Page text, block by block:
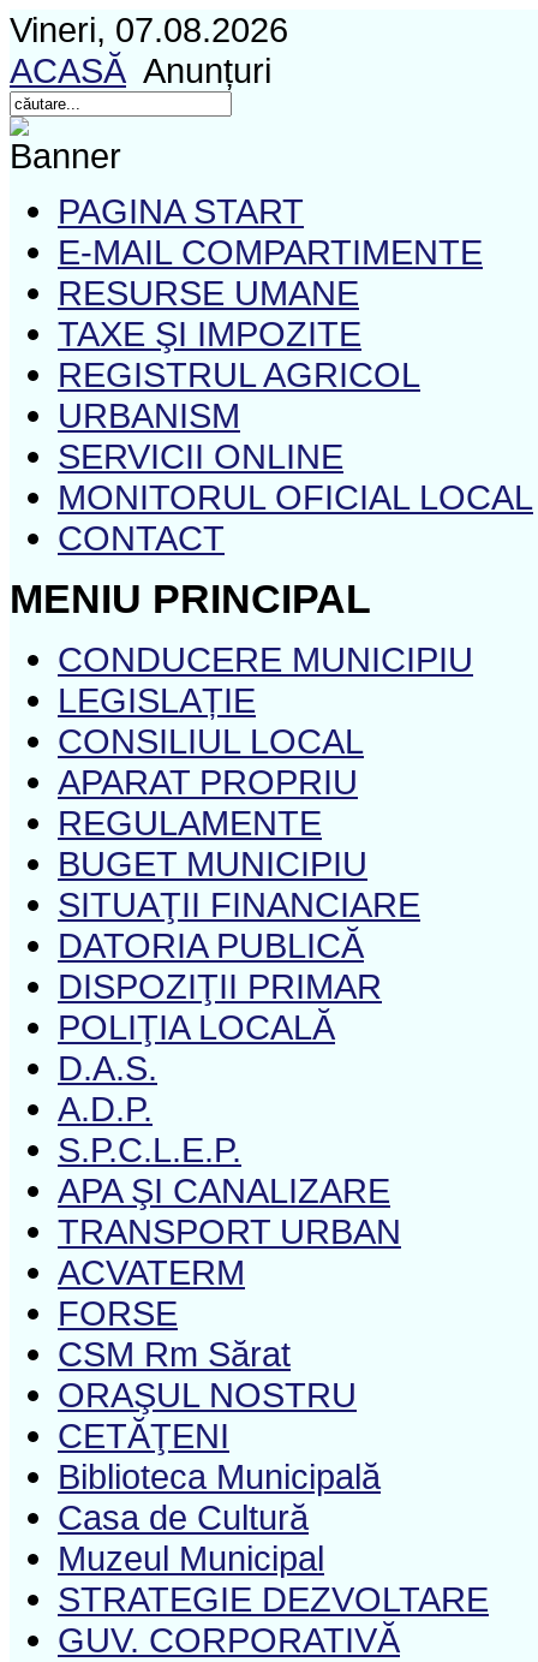
Vineri, 07.08.2026
ACASĂ Anunțuri
PAGINA START
E-MAIL COMPARTIMENTE
RESURSE UMANE
TAXE ŞI IMPOZITE
REGISTRUL AGRICOL
URBANISM
SERVICII ONLINE
MONITORUL OFICIAL LOCAL
CONTACT
MENIU PRINCIPAL
CONDUCERE MUNICIPIU
LEGISLAȚIE
CONSILIUL LOCAL
APARAT PROPRIU
REGULAMENTE
BUGET MUNICIPIU
SITUAŢII FINANCIARE
DATORIA PUBLICĂ
DISPOZIŢII PRIMAR
POLIŢIA LOCALĂ
D.A.S.
A.D.P.
S.P.C.L.E.P.
APA ŞI CANALIZARE
TRANSPORT URBAN
ACVATERM
FORSE
CSM Rm Sărat
ORAŞUL NOSTRU
CETĂŢENI
Biblioteca Municipală
Casa de Cultură
Muzeul Municipal
STRATEGIE DEZVOLTARE
GUV. CORPORATIVĂ